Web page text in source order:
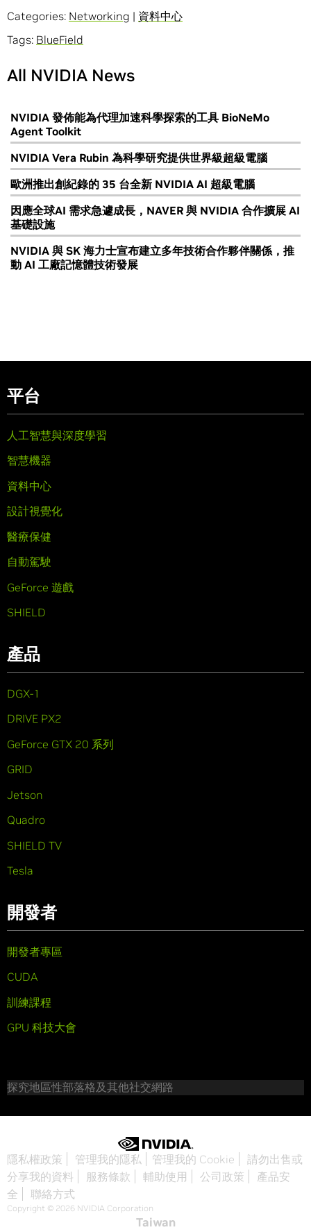
Categories: Networking | 資料中心
Tags: BlueField
All NVIDIA News
NVIDIA 發佈能為代理加速科學探索的工具 BioNeMo
Agent Toolkit
NVIDIA Vera Rubin 為科學研究提供世界級超級電腦
歐洲推出創紀錄的 35 台全新 NVIDIA AI 超級電腦
因應全球AI 需求急遽成長，NAVER 與 NVIDIA 合作擴展 AI
基礎設施
NVIDIA 與 SK 海力士宣布建立多年技術合作夥伴關係，推
動 AI 工廠記憶體技術發展
平台
人工智慧與深度學習
智慧機器
資料中心
設計視覺化
醫療保健
自動駕駛
GeForce 遊戲
SHIELD
產品
DGX-1
DRIVE PX2
GeForce GTX 20 系列
GRID
Jetson
Quadro
SHIELD TV
Tesla
開發者
開發者專區
CUDA
訓練課程
GPU 科技大會
探究地區性部落格及其他社交網路
隱私權政策 管理我的隱私 管理我的 Cookie
請勿出售或
分享我的資料
服務條款 輔助使用 公司政策
產品安
全
聯絡方式
Copyright © 2026 NVIDIA Corporation
Taiwan